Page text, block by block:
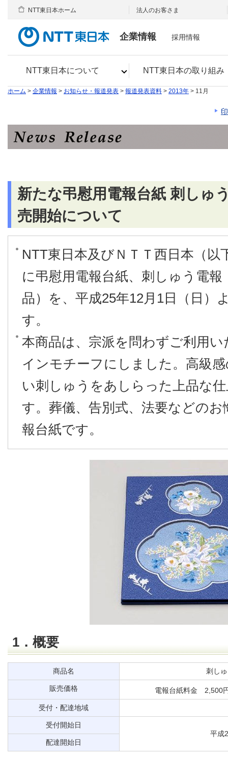
企業情報
NTT東日本について NTT東日本の取り組み
NTT東日本ホーム 法人のお客さま
採用情報
ホーム > 企業情報 > お知らせ・報道発表 > 報道発表資料 > 2013年 > 11月
新たな弔慰用電報台紙 刺しゅ
売開始について
NTT東日本及びＮＴＴ西日本（以
に弔慰用電報台紙、刺しゅう電報
品）を、平成25年12月1日（日）
す。
本商品は、宗派を問わずご利用
インモチーフにしました。高級
い刺しゅうをあしらった上品な
す。葬儀、告別式、法要などの
報台紙です。
1．概要
商品名 刺し
販売価格 電報台紙料金 2,500
受付・配達地域
受付開始日
平成
配達開始日